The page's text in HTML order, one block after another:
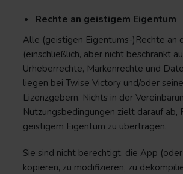
Rechte an geistigem Eigentum
Alle (geistigen Eigentums-)Rechte an
(einschließlich, aber nicht beschränkt
Urheberrechte, Markenrechte und
liegen bei Twise Victory und/oder
Lizenzgebern. Nichts in der
Nutzungsbedingungen zielt darauf ab,
geistigem Eigentum zu übertragen.
Sie sind nicht berechtigt, die App
kopieren, zu modifizieren, zu